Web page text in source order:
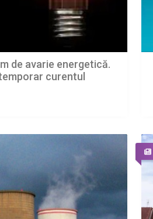
de avarie energetică.
curentul